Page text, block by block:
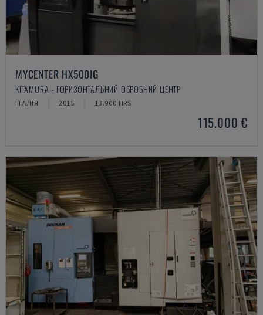
MYCENTER HX500IG
KITAMURA - ГОРИЗОНТАЛЬНИЙ ОБРОБНИЙ ЦЕНТР
ІТАЛІЯ 2015 13.900 HRS
115.000 €